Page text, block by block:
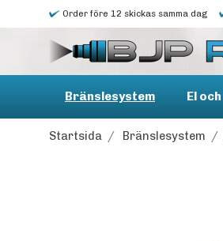
Order före 12 skickas samma dag
Bränslesystem El
Startsida / Bränslesystem /